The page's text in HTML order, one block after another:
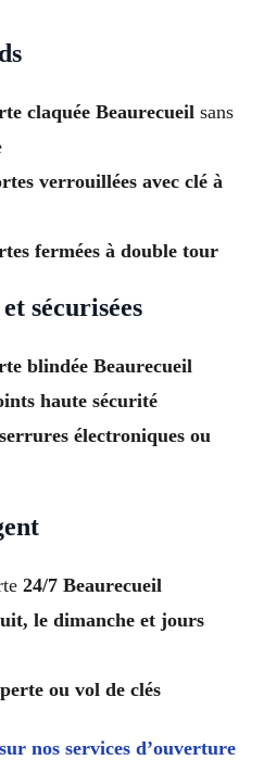
claquée Beaurecueilsans
verrouillées avec clé à
fermées à double tour
sécurisées
blindée Beaurecueil
haute sécurité
serrures électroniques ou
24/7 Beaurecueil
le dimanche et jours
perte ou vol de clés
nos services d’ouverture